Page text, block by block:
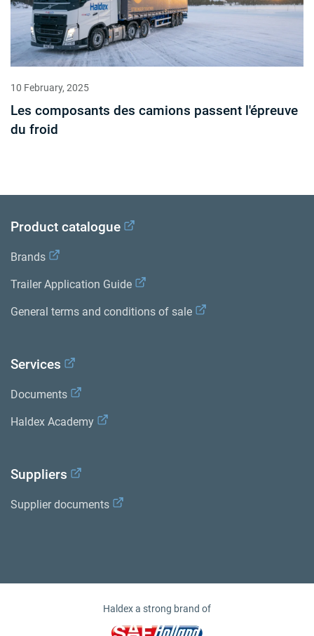
10 February, 2025
Les composants des camions passent l'épreuve
du froid
Product catalogue
Brands
Trailer Application Guide
General terms and conditions of sale
Services
Documents
Haldex Academy
Suppliers
Supplier documents
Haldex a strong brand of